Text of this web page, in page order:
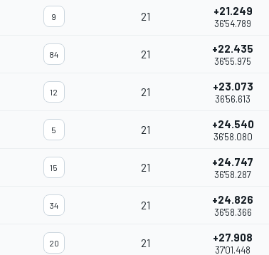
9 21 +21.249
36'54.789
84 21 +22.435
36'55.975
12 21 +23.073
36'56.613
5 21 +24.540
36'58.080
15 21 +24.747
36'58.287
34 21 +24.826
36'58.366
20 21 +27.908
37'01.448